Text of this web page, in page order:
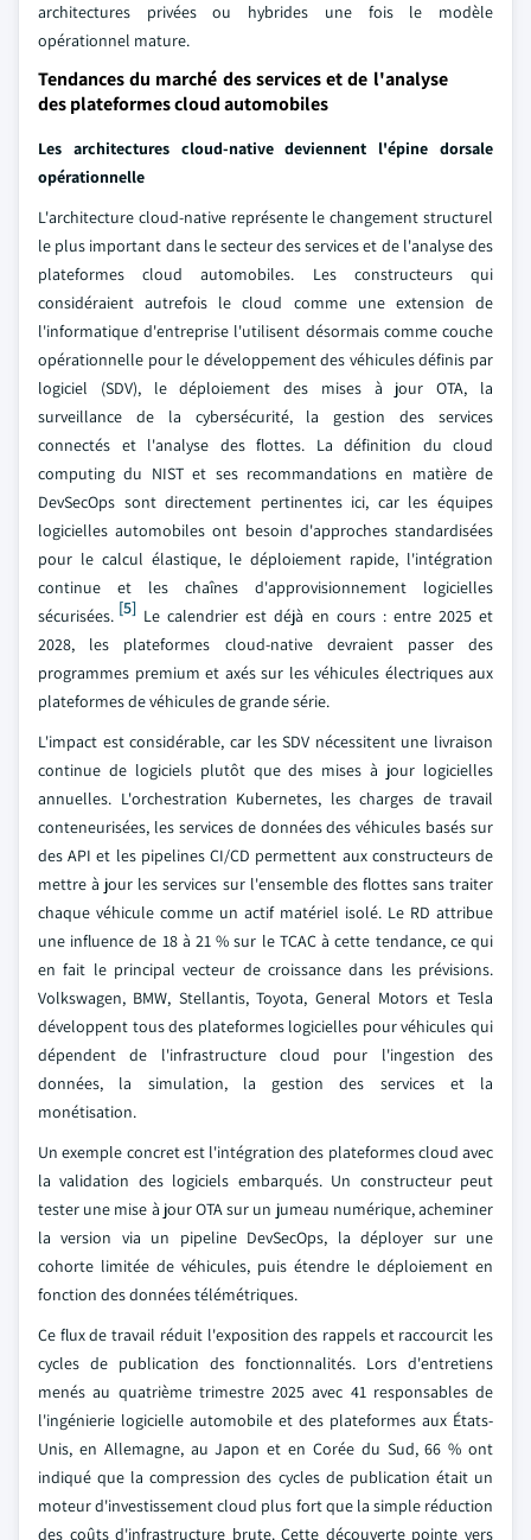
architectures privées ou hybrides une fois le modèle
opérationnel mature.
Tendances du marché des services et de l'analyse
des plateformes cloud automobiles
Les architectures cloud-native deviennent l'épine dorsale
opérationnelle
L'architecture cloud-native représente le changement structurel
le plus important dans le secteur des services et de l'analyse des
plateformes cloud automobiles. Les constructeurs qui
considéraient autrefois le cloud comme une extension de
l'informatique d'entreprise l'utilisent désormais comme couche
opérationnelle pour le développement des véhicules définis par
logiciel (SDV), le déploiement des mises à jour OTA, la
surveillance de la cybersécurité, la gestion des services
connectés et l'analyse des flottes. La définition du cloud
computing du NIST et ses recommandations en matière de
DevSecOps sont directement pertinentes ici, car les équipes
logicielles automobiles ont besoin d'approches standardisées
pour le calcul élastique, le déploiement rapide, l'intégration
continue et les chaînes d'approvisionnement logicielles
sécurisées. [5] Le calendrier est déjà en cours : entre 2025 et
2028, les plateformes cloud-native devraient passer des
programmes premium et axés sur les véhicules électriques aux
plateformes de véhicules de grande série.
L'impact est considérable, car les SDV nécessitent une livraison
continue de logiciels plutôt que des mises à jour logicielles
annuelles. L'orchestration Kubernetes, les charges de travail
conteneurisées, les services de données des véhicules basés sur
des API et les pipelines CI/CD permettent aux constructeurs de
mettre à jour les services sur l'ensemble des flottes sans traiter
chaque véhicule comme un actif matériel isolé. Le RD attribue
une influence de 18 à 21 % sur le TCAC à cette tendance, ce qui
en fait le principal vecteur de croissance dans les prévisions.
Volkswagen, BMW, Stellantis, Toyota, General Motors et Tesla
développent tous des plateformes logicielles pour véhicules qui
dépendent de l'infrastructure cloud pour l'ingestion des
données, la simulation, la gestion des services et la
monétisation.
Un exemple concret est l'intégration des plateformes cloud avec
la validation des logiciels embarqués. Un constructeur peut
tester une mise à jour OTA sur un jumeau numérique, acheminer
la version via un pipeline DevSecOps, la déployer sur une
cohorte limitée de véhicules, puis étendre le déploiement en
fonction des données télémétriques.
Ce flux de travail réduit l'exposition des rappels et raccourcit les
cycles de publication des fonctionnalités. Lors d'entretiens
menés au quatrième trimestre 2025 avec 41 responsables de
l'ingénierie logicielle automobile et des plateformes aux États-
Unis, en Allemagne, au Japon et en Corée du Sud, 66 % ont
indiqué que la compression des cycles de publication était un
moteur d'investissement cloud plus fort que la simple réduction
des coûts d'infrastructure brute. Cette découverte pointe vers